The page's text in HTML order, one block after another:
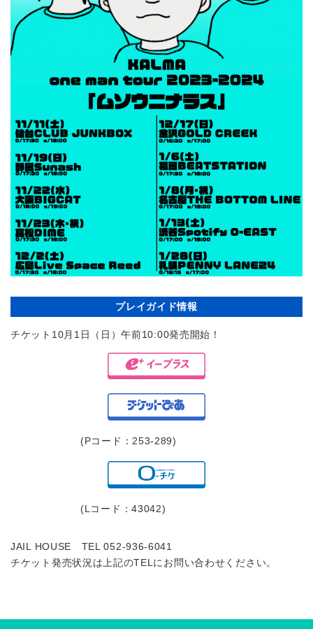
プレイガイド情報
チケット10月1日（日）午前10:00発売開始！
(Pコード：253-289)
(Lコード：43042)
JAIL HOUSE TEL 052-936-6041
チケット発売状況は上記のTELにお問い合わせください。